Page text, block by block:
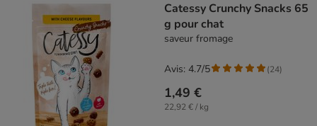
Catessy Crunchy Snacks 65
g pour chat
saveur fromage
1,49 €
22,92 € / kg
Avis: 4.7/5 (24)